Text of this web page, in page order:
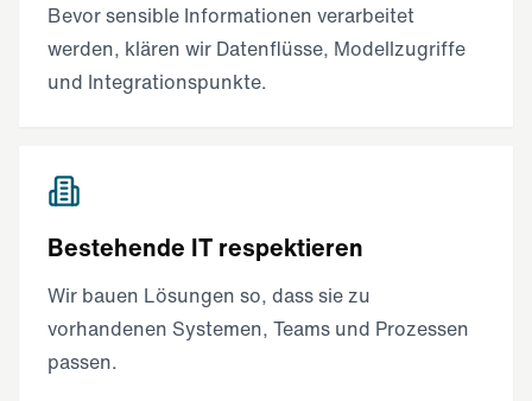
Bevor sensible Informationen verarbeitet
werden, klären wir Datenflüsse, Modellzugriffe
und Integrationspunkte.
Bestehende IT respektieren
Wir bauen Lösungen so, dass sie zu
vorhandenen Systemen, Teams und Prozessen
passen.